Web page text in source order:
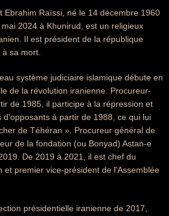
Ebrahim Raïssi, né le 14 décembre 1960
2024 à Khunirud, est un religieux
Il est président de la république
sa mort.
système judiciaire islamique débute en
de la révolution iranienne. Procureur-
de 1985, il participe à la répression et
d'opposants à partir de 1988, ce qui lui
de Téhéran ». Procureur général de
de la fondation (ou Bonyad) Astan-e
De 2019 à 2021, il est chef du
et premier vice-président de l'Assemblée
présidentielle iranienne de 2017,